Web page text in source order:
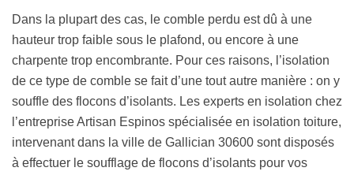
Dans la plupart des cas, le comble perdu est dû à une
hauteur trop faible sous le plafond, ou encore à une
charpente trop encombrante. Pour ces raisons, l’isolation
de ce type de comble se fait d’une tout autre manière : on y
souffle des flocons d’isolants. Les experts en isolation chez
l’entreprise Artisan Espinos spécialisée en isolation toiture,
intervenant dans la ville de Gallician 30600 sont disposés
à effectuer le soufflage de flocons d’isolants pour vos